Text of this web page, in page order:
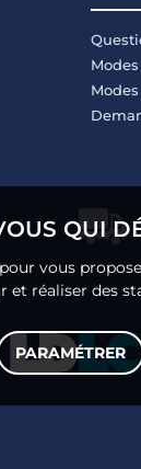
QUI
vous
et réaliser des
PARAMÉTRER